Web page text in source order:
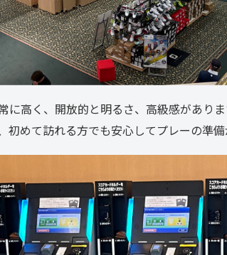
に高く、開放的と明るさ、高級感があり
初めて訪れる方でも安心してプレーの準備